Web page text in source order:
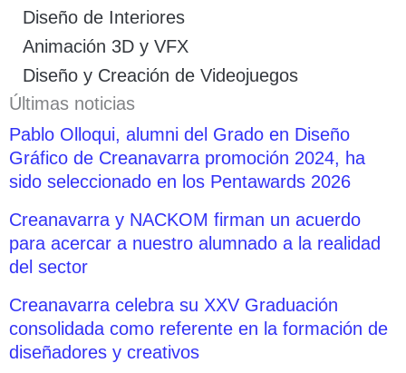
Diseño de Interiores
Animación 3D y VFX
Diseño y Creación de Videojuegos
Últimas noticias
Pablo Olloqui, alumni del Grado en Diseño
Gráfico de Creanavarra promoción 2024, ha
sido seleccionado en los Pentawards 2026
Creanavarra y NACKOM firman un acuerdo
para acercar a nuestro alumnado a la realidad
del sector
Creanavarra celebra su XXV Graduación
consolidada como referente en la formación de
diseñadores y creativos